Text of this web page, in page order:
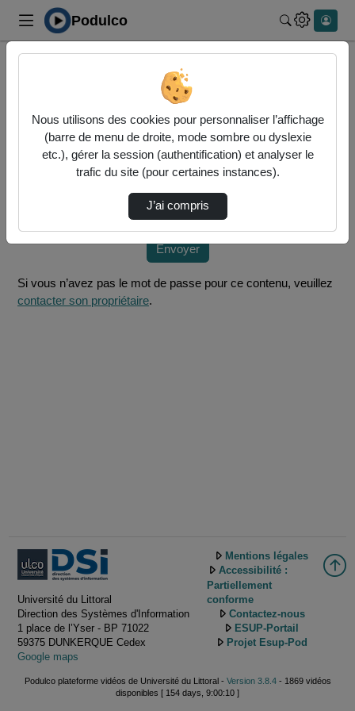
Podulco
CFVU 02.12.2025
Mot de passe requis
Cette vidéo est protégée par un mot de passe, veuillez le
fournir et cliquez sur envoyer.
Envoyer
Si vous n’avez pas le mot de passe pour ce contenu, veuillez
contacter son propriétaire.
Université du Littoral
Direction des Systèmes d'Information
1 place de l’Yser - BP 71022
59375 DUNKERQUE Cedex
Google maps
Mentions légales
Accessibilité :
Partiellement
conforme
Contactez-nous
ESUP-Portail
Projet Esup-Pod
Podulco plateforme vidéos de Université du Littoral - Version 3.8.4- 1869 vidéos
disponibles [ 154 days, 9:00:10 ]
Nous utilisons des cookies pour personnaliser l’affichage
(barre de menu de droite, mode sombre ou dyslexie
etc.), gérer la session (authentification) et analyser le
trafic du site (pour certaines instances).
J’ai compris